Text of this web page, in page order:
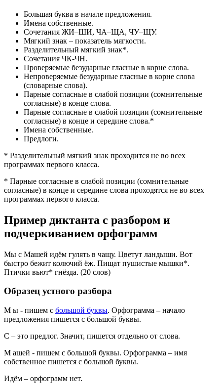
Большая буква в начале предложения.
Имена собственные.
Сочетания ЖИ–ШИ, ЧА–ЩА, ЧУ–ЩУ.
Мягкий знак – показатель мягкости.
Разделительный мягкий знак*.
Сочетания ЧК-ЧН.
Проверяемые безударные гласные в корне слова.
Непроверяемые безударные гласные в корне слова
(словарные слова).
Парные согласные в слабой позиции (сомнительные
согласные) в конце слова.
Парные согласные в слабой позиции (сомнительные
согласные) в конце и середине слова.*
Имена собственные.
Предлоги.
* Разделительный мягкий знак проходится не во всех
программах первого класса.
* Парные согласные в слабой позиции (сомнительные
согласные) в конце и середине слова проходятся не во всех
программах первого класса.
Пример диктанта с разбором и
подчеркиванием орфограмм
Мы с Машей идём гулять в чащу. Цветут ландыши. Вот
быстро бежит колючий ёж. Пищат пушистые мышки*.
Птички вьют* гнёзда. (20 слов)
Образец устного разбора
М ы - пишем с большой буквы. Орфограмма – начало
предложения пишется с большой буквы.
С – это предлог. Значит, пишется отдельно от слова.
М ашей - пишем с большой буквы. Орфограмма – имя
собственное пишется с большой буквы.
Идём – орфограмм нет.